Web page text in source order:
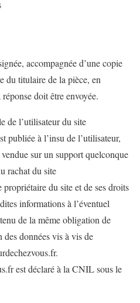
accompagnée d’une copie
du titulaire de la pièce, en
doit être envoyée.
de l’utilisateur du site
publiée à l’insu de l’utilisateur,
sur un support quelconque
rachat du site
du site et de ses droits
informations à l’éventuel
de la même obligation de
données vis à vis de
est déclaré à la CNIL sous le